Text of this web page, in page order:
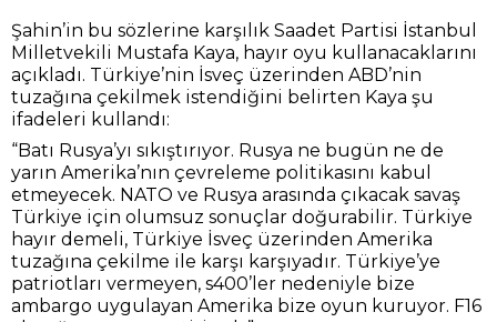
Şahin’in bu sözlerine karşılık Saadet Partisi İstanbul
Milletvekili Mustafa Kaya, hayır oyu kullanacaklarını
açıkladı. Türkiye’nin İsveç üzerinden ABD’nin
tuzağına çekilmek istendiğini belirten Kaya şu
ifadeleri kullandı:
“Batı Rusya’yı sıkıştırıyor. Rusya ne bugün ne de
yarın Amerika’nın çevreleme politikasını kabul
etmeyecek. NATO ve Rusya arasında çıkacak savaş
Türkiye için olumsuz sonuçlar doğurabilir. Türkiye
hayır demeli, Türkiye İsveç üzerinden Amerika
tuzağına çekilme ile karşı karşıyadır. Türkiye’ye
patriotları vermeyen, s400’ler nedeniyle bize
ambargo uygulayan Amerika bize oyun kuruyor. F16